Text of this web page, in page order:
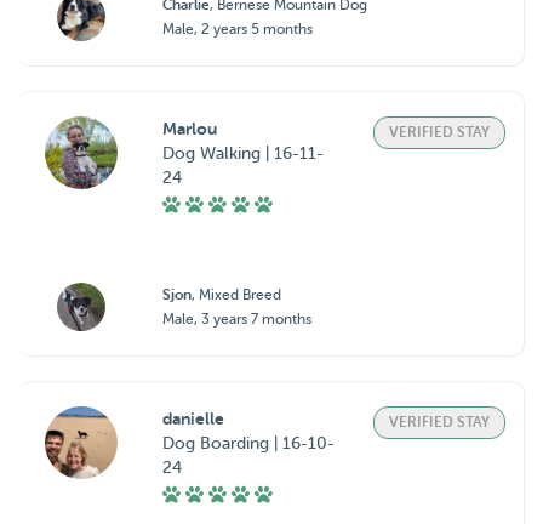
Charlie, Bernese Mountain Dog
Male, 2 years 5 months
Marlou
Dog Walking | 16-11-
24
VERIFIED STAY
Sjon, Mixed Breed
Male, 3 years 7 months
danielle
Dog Boarding | 16-10-
24
VERIFIED STAY